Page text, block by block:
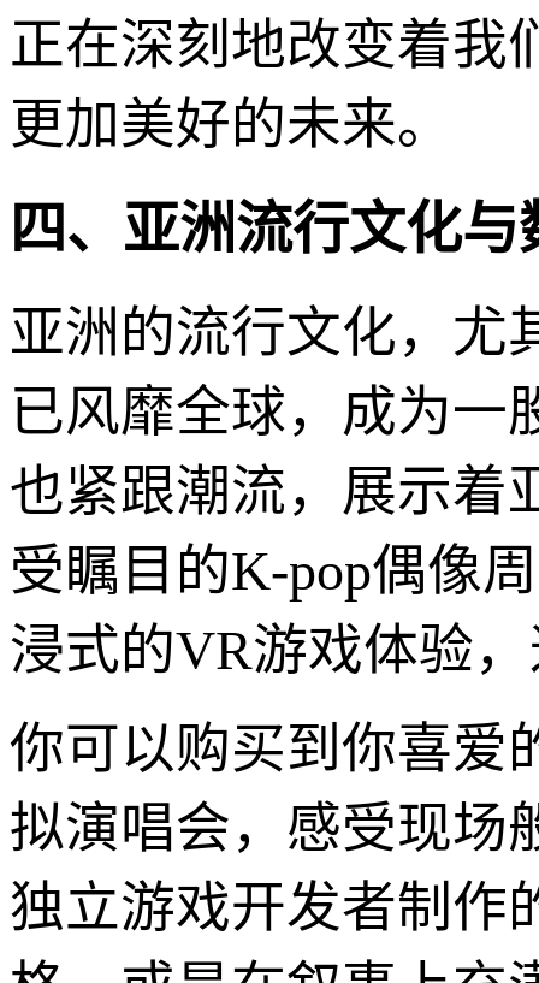
正在深刻地改变着我
更加美好的未来。
四、亚洲流行文化
亚洲的流行文化，尤
已风靡全球，成为一
也紧跟潮流，展示着
受瞩目的K-pop偶像
浸式的VR游戏体验
你可以购买到你喜爱
拟演唱会，感受现场
独立游戏开发者制作